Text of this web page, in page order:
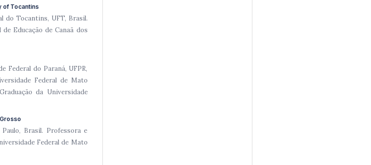
of Tocantins
do Tocantins, UFT, Brasil.
Educação de Canaã dos
Federal do Paraná, UFPR,
Federal de Mato
da Universidade
Brasil. Professora e
Federal de Mato